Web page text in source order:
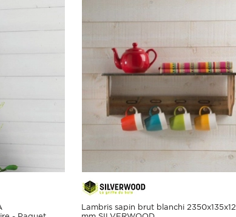
Lambris sapin brut blanchi 2350x135x12